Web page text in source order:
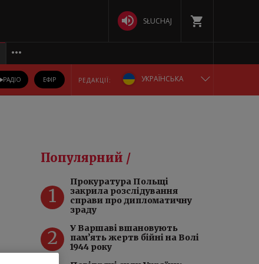
SŁUCHAJ
РАДІО ЕФІР РЕДАКЦІЇ: УКРАЇНСЬКА
БЕЛАРУСКАЯ
DEUTSCH
Популярний /
1
Прокуратура Польщі
закрила розслідування
справи про дипломатичну
зраду
2
У Варшаві вшановують
пам’ять жертв бійні на Волі
1944 року